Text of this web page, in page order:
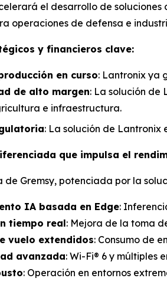
el desarrollo de
operaciones de defensa e
y financieros clave:
en curso: Lantronix ya
de alto margen: La solución de
e infraestructura.
: La solución de Lantronix
que impulsa el
Gremsy, potenciada por la
IA basada en Edge:
tiempo real: Mejora de la toma
vuelo extendidos: Consumo de
avanzada: Wi-Fi® 6 y múltiples
: Operación en entornos